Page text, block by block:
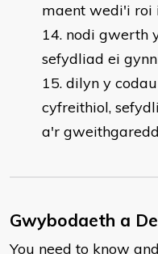
maent wedi'i roi
nodi gwerth
sefydliad ei
dilyn y
cyfreithiol,
a'r
Gwybodaeth a
You need to know